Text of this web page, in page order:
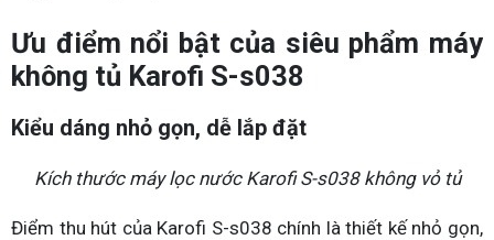
Ưu điểm nổi bật của siêu phẩm máy
không tủ Karofi S-s038
Kiểu dáng nhỏ gọn, dễ lắp đặt
Kích thước máy lọc nước Karofi S-s038 không vỏ tủ
Điểm thu hút của Karofi S-s038 chính là thiết kế nhỏ gọn,